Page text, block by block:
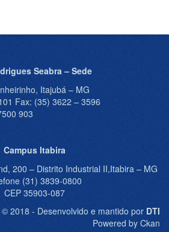
Seabra – Sede
Itajubá – MG
Fax: (35) 3622 – 3596
903
Campus Itabira
200 – Distrito Industrial II,Itabira – MG
(31) 3839-0800
CEP 35903-087
© 2018 - Desenvolvido e mantido por DTI
Powered by Ckan